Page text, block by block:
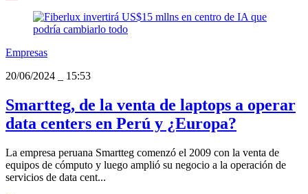
Empresas
20/06/2024
15:53
Smartteg, de la venta de laptops a operar
data centers en Perú y ¿Europa?
La empresa peruana Smartteg comenzó el 2009 con la venta de
equipos de cómputo y luego amplió su negocio a la operación de
servicios de data cent...